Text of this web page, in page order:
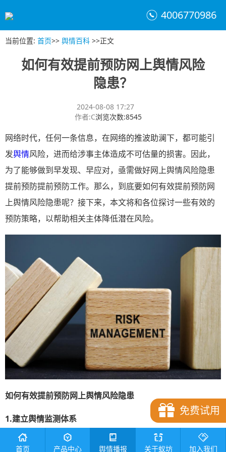
4006770986
当前位置: 首页>> 舆情百科 >>正文
如何有效提前预防网上舆情风险
隐患？
2024-08-08 17:27
作者:C浏览次数:8545
网络时代，任何一条信息，在网络的推波助澜下，都可能引
发舆情风险，进而给涉事主体造成不可估量的损害。因此，
为了能够做到早发现、早应对，亟需做好网上舆情风险隐患
提前预防提前预防工作。那么，到底要如何有效提前预防网
上舆情风险隐患呢？接下来，本文将和各位探讨一些有效的
预防策略，以帮助相关主体降低潜在风险。
如何有效提前预防网上舆情风险隐患
1.建立舆情监测体系
预防风险舆情监测是关键，可通过设立专门的舆情监测部门
免费试用
首页 产品中心 舆情播报 关于蚁坊 加入我们